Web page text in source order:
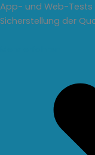
App- und Web-Tests
Sicherstellung der